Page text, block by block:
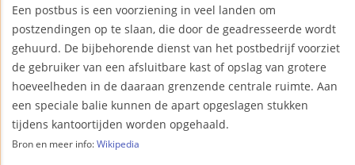
Een postbus is een voorziening in veel landen om
postzendingen op te slaan, die door de geadresseerde wordt
gehuurd. De bijbehorende dienst van het postbedrijf voorziet
de gebruiker van een afsluitbare kast of opslag van grotere
hoeveelheden in de daaraan grenzende centrale ruimte. Aan
een speciale balie kunnen de apart opgeslagen stukken
tijdens kantoortijden worden opgehaald.
Bron en meer info: Wikipedia